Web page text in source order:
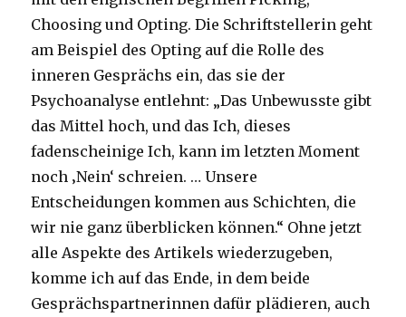
Choosing und Opting. Die Schriftstellerin geht
am Beispiel des Opting auf die Rolle des
inneren Gesprächs ein, das sie der
Psychoanalyse entlehnt: „Das Unbewusste gibt
das Mittel hoch, und das Ich, dieses
fadenscheinige Ich, kann im letzten Moment
noch ‚Nein‘ schreien. … Unsere
Entscheidungen kommen aus Schichten, die
wir nie ganz überblicken können.“ Ohne jetzt
alle Aspekte des Artikels wiederzugeben,
komme ich auf das Ende, in dem beide
Gesprächspartnerinnen dafür plädieren, auch